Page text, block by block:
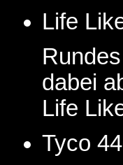
Life
dabei
Life
Tyco